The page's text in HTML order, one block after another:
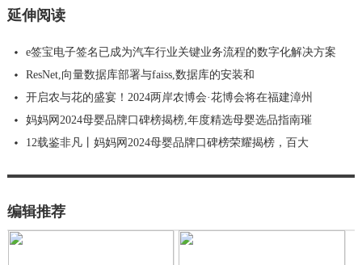
延伸阅读
e签宝电子签名已成为汽车行业关键业务流程的数字化解决方案
ResNet,向量数据库部署与faiss,数据库的安装和
开启农与花的盛宴！2024两岸农博会·花博会将在福建漳州
妈妈网2024母婴品牌口碑榜揭榜,年度精选母婴选品指南璀
12载鉴非凡丨妈妈网2024母婴品牌口碑榜荣耀揭榜，百大
编辑推荐